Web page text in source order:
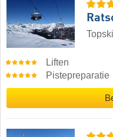
Liften
Pistepreparatie